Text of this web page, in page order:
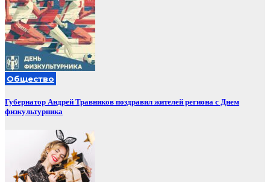
Общество
Губернатор Андрей Травников поздравил жителей региона с Днем
физкультурника